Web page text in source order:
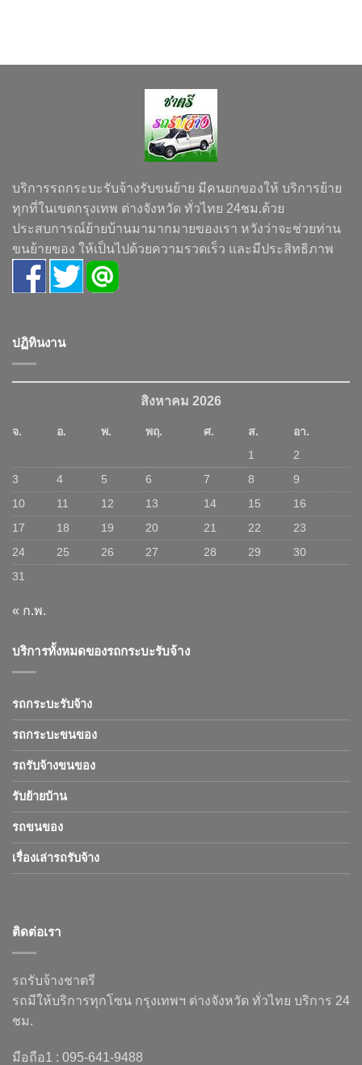
บริการรถกระบะรับจ้างรับขนย้าย มีคนยกของให้ บริการย้าย
ทุกที่ในเขตกรุงเทพ ต่างจังหวัด ทั่วไทย 24ชม.ด้วย
ประสบการณ์ย้ายบ้านมามากมายของเรา หวังว่าจะช่วยท่าน
ขนย้ายของ ให้เป็นไปด้วยความรวดเร็ว และมีประสิทธิภาพ
ปฏิทินงาน
สิงหาคม 2026
จ. อ. พ. พฤ. ศ. ส.
อา.
1
2
3
4 5 6 7 8
9
10
11 12 13 14 15
16
17
18 19 20 21 22
23
24
25 26 27 28 29
30
31
« ก.พ.
บริการทั้งหมดของรถกระบะรับจ้าง
รถกระบะรับจ้าง
รถกระบะขนของ
รถรับจ้างขนของ
รับย้ายบ้าน
รถขนของ
เรื่องเล่ารถรับจ้าง
ติดต่อเรา
รถรับจ้างชาตรี
รถมีให้บริการทุกโซน กรุงเทพฯ ต่างจังหวัด ทั่วไทย บริการ 24
ชม.
มือถือ1 : 095-641-9488